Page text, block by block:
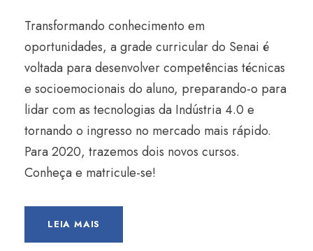
Transformando conhecimento em
oportunidades, a grade curricular do Senai é
voltada para desenvolver competências técnicas
e socioemocionais do aluno, preparando-o para
lidar com as tecnologias da Indústria 4.0 e
tornando o ingresso no mercado mais rápido.
Para 2020, trazemos dois novos cursos.
Conheça e matricule-se!
LEIA MAIS